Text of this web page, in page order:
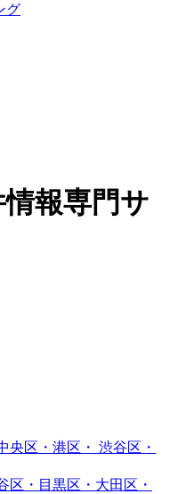
グ
報専門サ
央区・港区・ 渋谷区・
区・目黒区・大田区・